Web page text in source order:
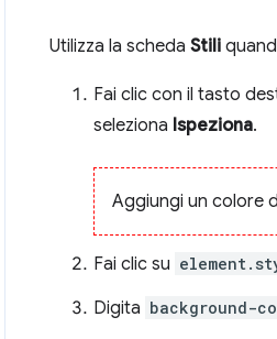
Utilizza la scheda Stili
Fai clic con il tasto
seleziona Ispeziona.
Aggiungi un colore
Fai clic su
Digita background-